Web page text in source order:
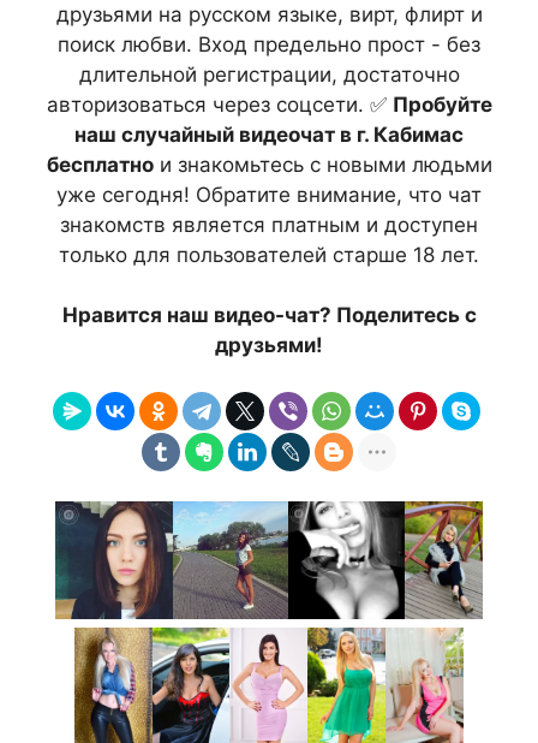
друзьями на русском языке, вирт, флирт и
поиск любви. Вход предельно прост - без
длительной регистрации, достаточно
авторизоваться через соцсети. ✅ Пробуйте
наш случайный видеочат в г. Кабимас
бесплатнои знакомьтесь с новыми людьми
уже сегодня! Обратите внимание, что чат
знакомств является платным и доступен
только для пользователей старше 18 лет.
Нравится наш видео-чат? Поделитесь с
друзьями!